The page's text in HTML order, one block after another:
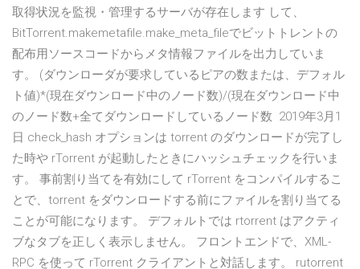
取得状況を監視・管理するサーバが存在します して、
BitTorrent.makemetafile.make_meta_fileでビットトレントの
配布用ソースコードからメタ情報ファイルを出力していま
す。 (ダウンローダが要求しているピアの数または、デフォル
ト値)*(現在ダウンロード中のノード数)/(現在ダウンロード中
のノード数+全てダウンロードしているノード数 2019年3月1
日 check_hash オプションは torrent のダウンロードが完了し
た時や rTorrent が起動したときにハッシュチェックを行いま
す。 事前割り当てを有効にして rTorrent をコンパイルするこ
とで、torrent をダウンロードする前にファイルを割り当てる
ことが可能になります。 デフォルトでは rtorrent はアクティ
ブなタブを正しく表示しません。 フロントエンドで、XML-
RPC を使って rTorrent クライアントと対話します。 rutorrent